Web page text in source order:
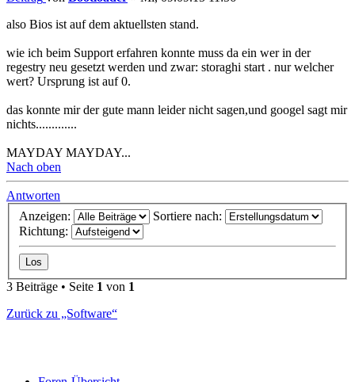
also Bios ist auf dem aktuellsten stand.
wie ich beim Support erfahren konnte muss da ein wer in der
regestry neu gesetzt werden und zwar: storaghi start . nur welcher
wert? Ursprung ist auf 0.
das konnte mir der gute mann leider nicht sagen,und googel sagt mir
nichts.............
MAYDAY MAYDAY...
Nach oben
Antworten
Anzeigen:
Sortiere nach:
Richtung:
3 Beiträge • Seite 1 von 1
Zurück zu „Software“